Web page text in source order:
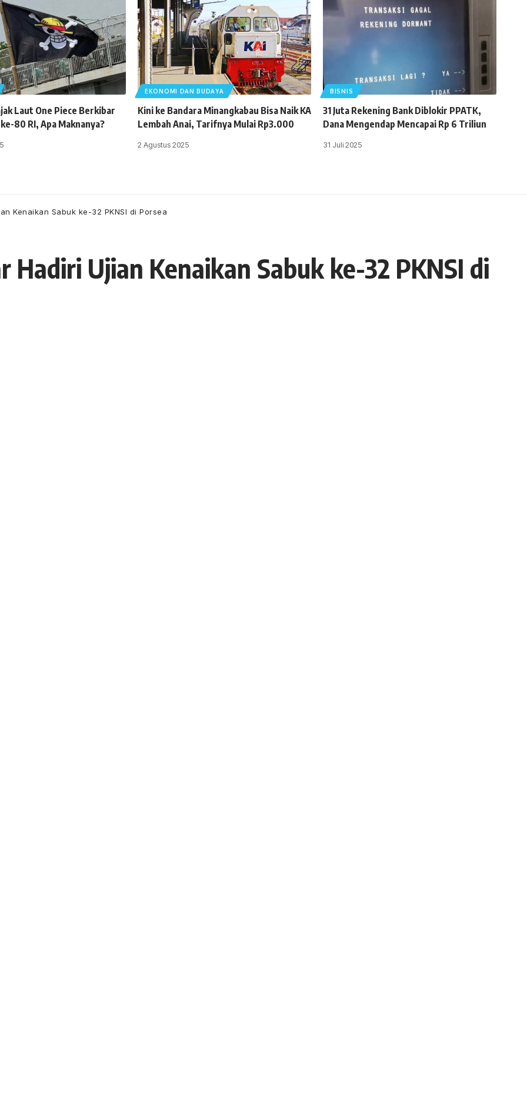
Laut One Piece Berkibar
80 RI, Apa Maknanya?
EKONOMI DAN BUDAYA
Kini ke Bandara Minangkabau Bisa Naik KA
Lembah Anai, Tarifnya Mulai Rp3.000
2 Agustus 2025
BISNIS
31 Juta Rekening Bank Diblokir PPATK,
Dana Mengendap Mencapai Rp 6 Triliun
31 Juli 2025
Kenaikan Sabuk ke-32 PKNSI di Porsea
Ujian Kenaikan Sabuk ke-32 PKNSI di